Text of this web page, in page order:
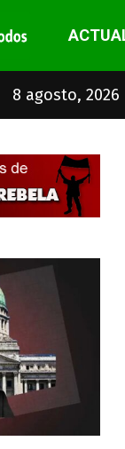
8 agosto, 2026